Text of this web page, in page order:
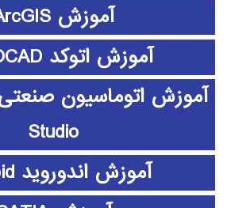
آموزش ArcGIS
آموزش اتوکد AUTOCAD
Studio
آموزش اندوروید android